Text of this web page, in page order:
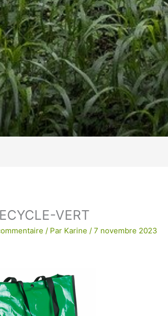
!
POUR UNE QUALITE
VERT
/ Par Karine/7 novembre 2023